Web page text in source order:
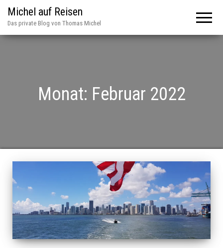
Michel auf Reisen
Das private Blog von Thomas Michel
Monat: Februar 2022